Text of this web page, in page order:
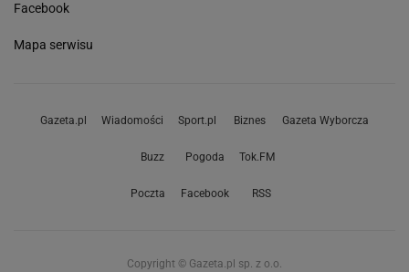
Facebook
Mapa serwisu
Gazeta.pl Wiadomości Sport.pl Biznes Gazeta Wyborcza
Buzz Pogoda Tok.FM
Poczta Facebook RSS
Copyright © Gazeta.pl sp. z o.o.